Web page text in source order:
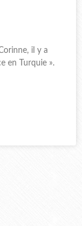
il y a
en Turquie ».